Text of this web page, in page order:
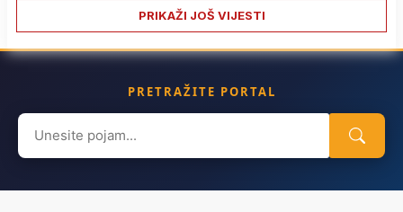
PRIKAŽI JOŠ VIJESTI
PRETRAŽITE PORTAL
Search
for: